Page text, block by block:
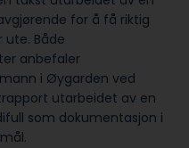
for å få riktig
ute. Både
anbefaler
i Øygarden ved
utarbeidet av en
som dokumentasjon i